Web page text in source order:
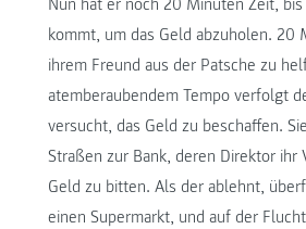
kommt, um das Geld abzuholen. 20
ihrem Freund aus der Patsche zu
atemberaubendem Tempo verfolgt
versucht, das Geld zu beschaffen.
Straßen zur Bank, deren Direktor ihr
Geld zu bitten. Als der ablehnt,
einen Supermarkt, und auf der